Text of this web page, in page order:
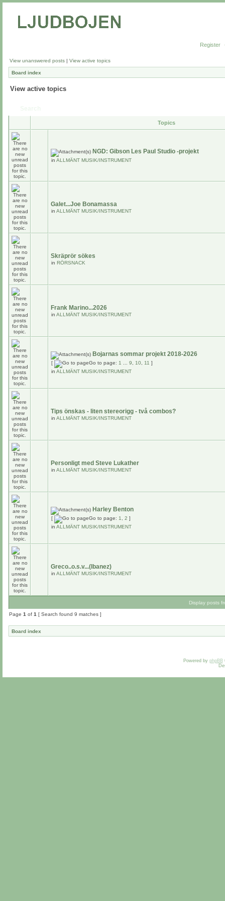
Register
View unanswered posts | View active topics
Board index
View active topics
Topics
NGD: Gibson Les Paul Studio -projekt
in ALLMÄNT MUSIK/INSTRUMENT
Galet...Joe Bonamassa
in ALLMÄNT MUSIK/INSTRUMENT
Skräprör sökes
in RÖRSNACK
Frank Marino...2026
in ALLMÄNT MUSIK/INSTRUMENT
Bojarnas sommar projekt 2018-2026
[ Go to page: 1 9 10 11 ]
in ALLMÄNT MUSIK/INSTRUMENT
Tips önskas - liten stereorigg - två combos?
in ALLMÄNT MUSIK/INSTRUMENT
Personligt med Steve Lukather
in ALLMÄNT MUSIK/INSTRUMENT
Harley Benton
[ Go to page: 1 2 ]
in ALLMÄNT MUSIK/INSTRUMENT
Greco..o.s.v...(Ibanez)
in ALLMÄNT MUSIK/INSTRUMENT
Display posts
Page 1 of 1 [ Search found 9 matches ]
Board index
Powered by phpBB